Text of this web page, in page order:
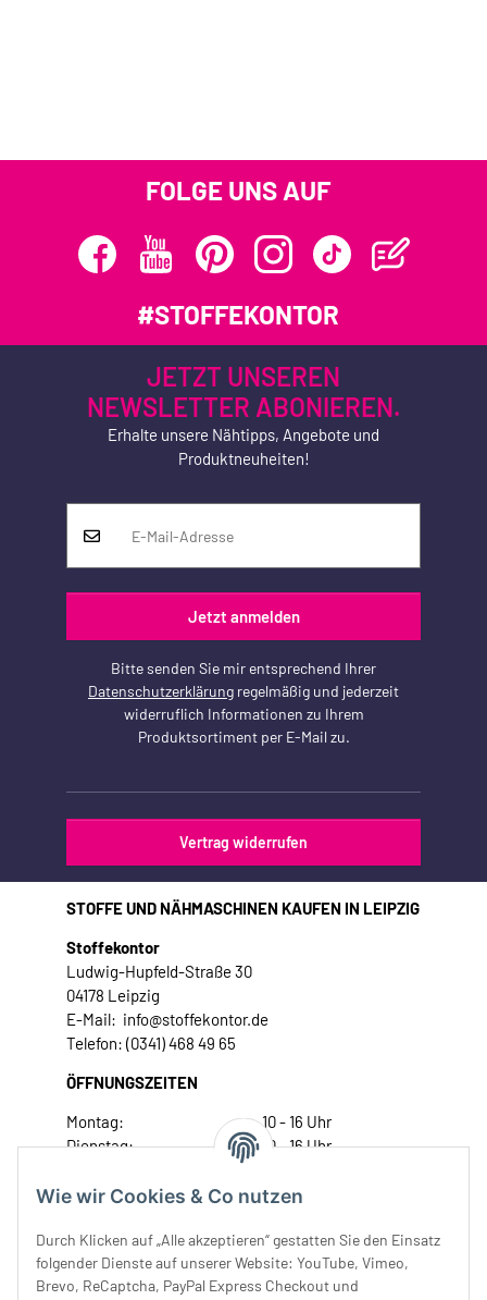
Wie wir Cookies & Co nutzen
Durch Klicken auf „Alle akzeptieren“ gestatten Sie den Einsatz
folgender Dienste auf unserer Website: YouTube, Vimeo,
Brevo, ReCaptcha, PayPal Express Checkout und
FOLGE UNS AUF
#STOFFEKONTOR
JETZT UNSEREN
NEWSLETTER ABONIEREN.
Erhalte unsere Nähtipps, Angebote und
Produktneuheiten!
Jetzt anmelden
Bitte senden Sie mir entsprechend Ihrer
Datenschutzerklärung regelmäßig und jederzeit
widerruflich Informationen zu Ihrem
Produktsortiment per E-Mail zu.
Vertrag widerrufen
STOFFE UND NÄHMASCHINEN KAUFEN IN LEIPZIG
Stoffekontor
Ludwig-Hupfeld-Straße 30
04178 Leipzig
E-Mail: info@stoffekontor.de
Telefon: (0341) 468 49 65
ÖFFNUNGSZEITEN
Montag:
10 - 16 Uhr
Dienstag:
10 - 16 Uhr
Donnerstag:
10 - 18 Uhr
Samstag:
10 - 14 Uhr
Unser Service